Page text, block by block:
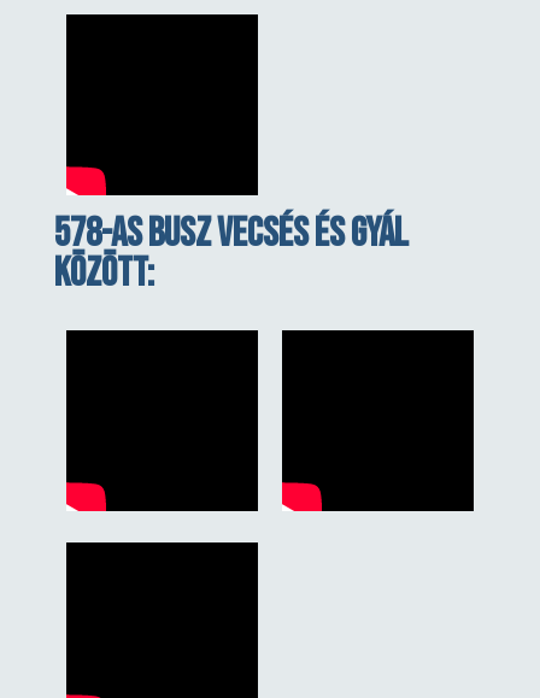
578-as busz Vecsés És Gyál
között: